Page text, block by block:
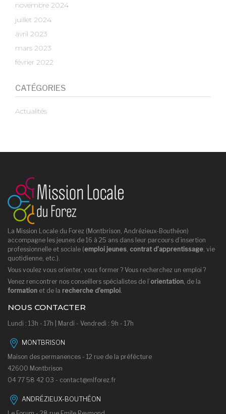
novembre 2024
juillet 2024
avril 2023
mars 2023
février 2022
CATÉGORIES
Actualités
La Mission Locale du Forez (Montbrison, Andrézieux-Bouthéon)
accompagne les jeunes de 16 à 25 ans dans leur parcours d’insertion
professionnelle et sociale (emploi jeunes contrat d’apprentissage , vie
quotidienne, etc.).
Vous voulez vous orienter, vous former ? Vous recherchez un emploi ?
Venez rencontrer nos conseillers spécialistes de l’orientation , de la
formation et de la recherche d’emploi
NOUS CONTACTER
Lundi : 13h - 17h | Mardi - Vendredi : 9h - 17h
MONTBRISON
Maison des permanences - 12 rue de la préfécture
42600 Montbrison
04 77 58 42 03 - contact@mlforez.fr
ANDRÉZIEUX-BOUTHÉON